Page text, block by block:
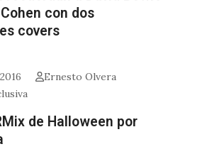
con dos
covers
Ernesto Olvera
de Halloween por